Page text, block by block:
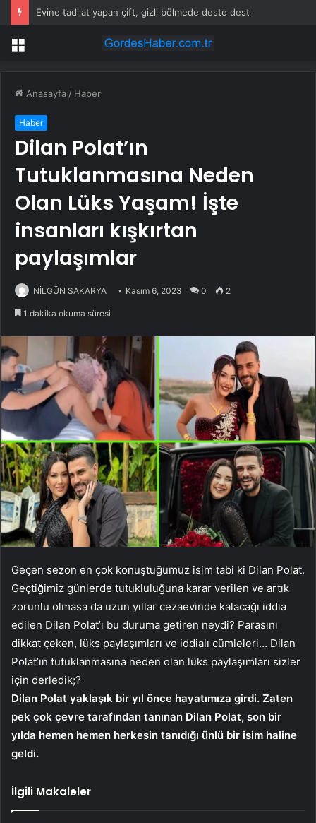
Menü
Anasayfa / Haber
Haber
Dilan Polat’ın
Tutuklanmasına Neden
Olan Lüks Yaşam! İşte
insanları kışkırtan
paylaşımlar
NİLGÜN SAKARYA Kasım 6, 2023 0 2
1 dakika okuma süresi
Geçen sezon en çok konuştuğumuz isim tabi ki Dilan Polat.
Geçtiğimiz günlerde tutukluluğuna karar verilen ve artık
zorunlu olmasa da uzun yıllar cezaevinde kalacağı iddia
edilen Dilan Polat’ı bu duruma getiren neydi? Parasını
dikkat çeken, lüks paylaşımları ve iddialı cümleleri… Dilan
Polat’ın tutuklanmasına neden olan lüks paylaşımları sizler
için derledik;?
Dilan Polat yaklaşık bir yıl önce hayatımıza girdi. Zaten
pek çok çevre tarafından tanınan Dilan Polat, son bir
yılda hemen hemen herkesin tanıdığı ünlü bir isim haline
geldi.
İlgili Makaleler